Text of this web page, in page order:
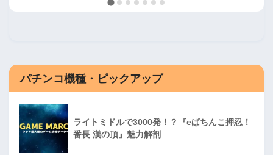
パチンコ機種・ピックアップ
ライトミドルで3000発！？『eぱちんこ押忍！
番長 漢の頂』魅力解剖